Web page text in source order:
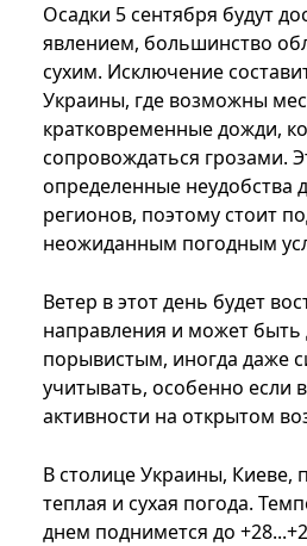
Осадки 5 сентября будут
явлением, большинство
сухим. Исключение
Украины, где возможны
кратковременные дожди,
сопровождаться грозами.
определенные неудобства
регионов, поэтому стоит
неожиданным погодным
Ветер в этот день будет
направления и может быть
порывистым, иногда даже
учитывать, особенно если
активности на открытом
В столице Украины, Киеве,
теплая и сухая погода.
днем поднимется до